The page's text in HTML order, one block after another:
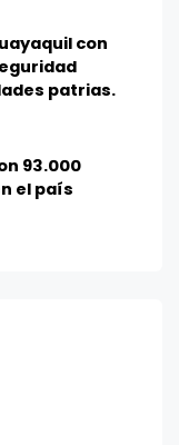
con
patrias.
93.000
el país